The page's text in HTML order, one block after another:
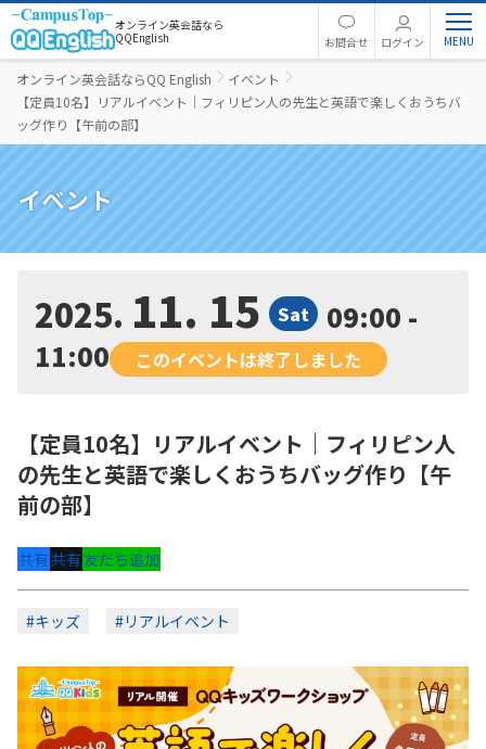
オンライン英会話なら
QQEnglish
お問合せ ログイン
オンライン英会話ならQQ English
イベント
【定員10名】リアルイベント｜フィリピン人の先生と英語で楽しくおうちバ
ッグ作り【午前の部】
イベント
2025 11. 15 Sat
09:00 -
11:00
このイベントは終了しました
【定員10名】リアルイベント｜フィリピン人
の先生と英語で楽しくおうちバッグ作り【午
前の部】
共有共有友だち追加
#キッズ #リアルイベント